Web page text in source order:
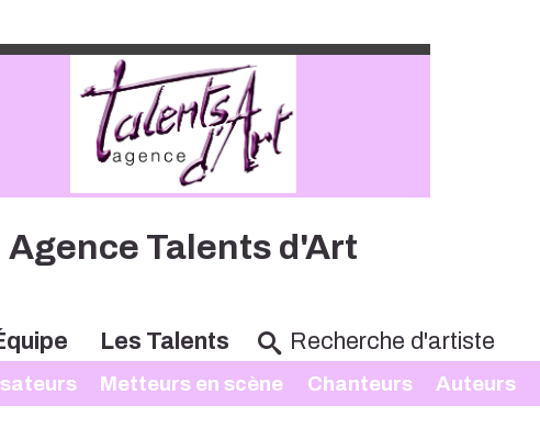
Agence Talents d'Art
Les Talents
Metteurs en scène Chanteurs Auteurs